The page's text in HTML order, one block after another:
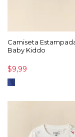
Camiseta
Baby Kiddo
$9,99